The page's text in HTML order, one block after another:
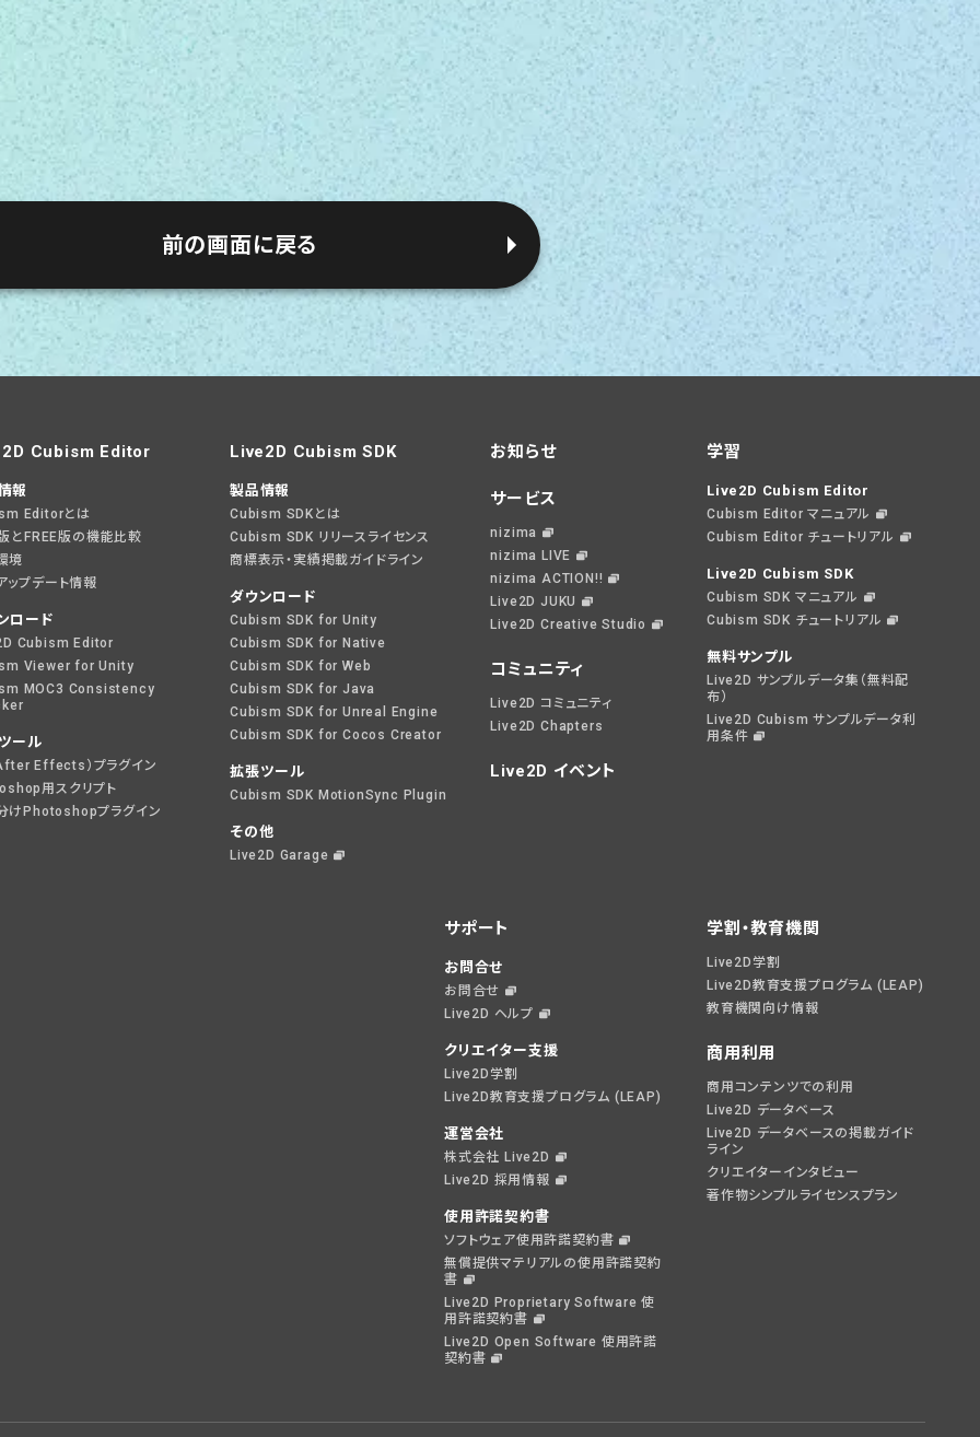
前の画面に戻る
Cubism Editor
報
Editorとは
とFREE版の機能比較
境
ップデート情報
ロード
Cubism Editor
Viewer for Unity
MOC3 Consistency
ール
Effects）プラグイン
用スクリプト
けPhotoshopプラグイン
Live2D Cubism SDK
製品情報
Cubism SDKとは
Cubism SDK リリースライセンス
商標表示・実績掲載ガイドライン
ダウンロード
Cubism SDK for Unity
Cubism SDK for Native
Cubism SDK for Web
Cubism SDK for Java
Cubism SDK for Unreal Engine
Cubism SDK for Cocos Creator
拡張ツール
Cubism SDK MotionSync Plugin
その他
Live2D Garage
お知らせ
サービス
nizima
nizima LIVE
nizima ACTION!!
Live2D JUKU
Live2D Creative Studio
コミュニティ
Live2D コミュニティ
Live2D Chapters
Live2D イベント
学習
Live2D Cubism Editor
Cubism Editor マニュアル
Cubism Editor チュートリアル
Live2D Cubism SDK
Cubism SDK マニュアル
Cubism SDK チュートリアル
無料サンプル
Live2D サンプルデータ集（無料配
布）
Live2D Cubism サンプルデータ利
用条件
サポート
お問合せ
お問合せ
Live2D ヘルプ
クリエイター支援
Live2D学割
Live2D教育支援プログラム (LEAP)
運営会社
株式会社 Live2D
Live2D 採用情報
使用許諾契約書
ソフトウェア使用許諾契約書
無償提供マテリアルの使用許諾契約
書
Live2D Proprietary Software 使
用許諾契約書
Live2D Open Software 使用許諾
契約書
学割・教育機関
Live2D学割
Live2D教育支援プログラム (LEAP)
教育機関向け情報
商用利用
商用コンテンツでの利用
Live2D データベース
Live2D データベースの掲載ガイド
ライン
クリエイターインタビュー
著作物シンプルライセンスプラン